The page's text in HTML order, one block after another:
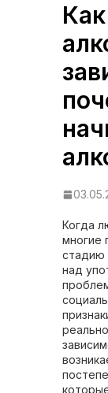
Когда
многие
стадию
над